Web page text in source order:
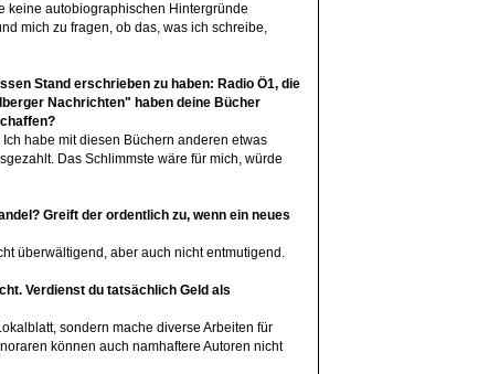
keine autobiographischen Hintergründe
mich zu fragen, ob das, was ich schreibe,
Stand erschrieben zu haben: Radio Ö1, die
Nachrichten" haben deine Bücher
habe mit diesen Büchern anderen etwas
Das Schlimmste wäre für mich, würde
Greift der ordentlich zu, wenn ein neues
überwältigend, aber auch nicht entmutigend.
Verdienst du tatsächlich Geld als
sondern mache diverse Arbeiten für
können auch namhaftere Autoren nicht